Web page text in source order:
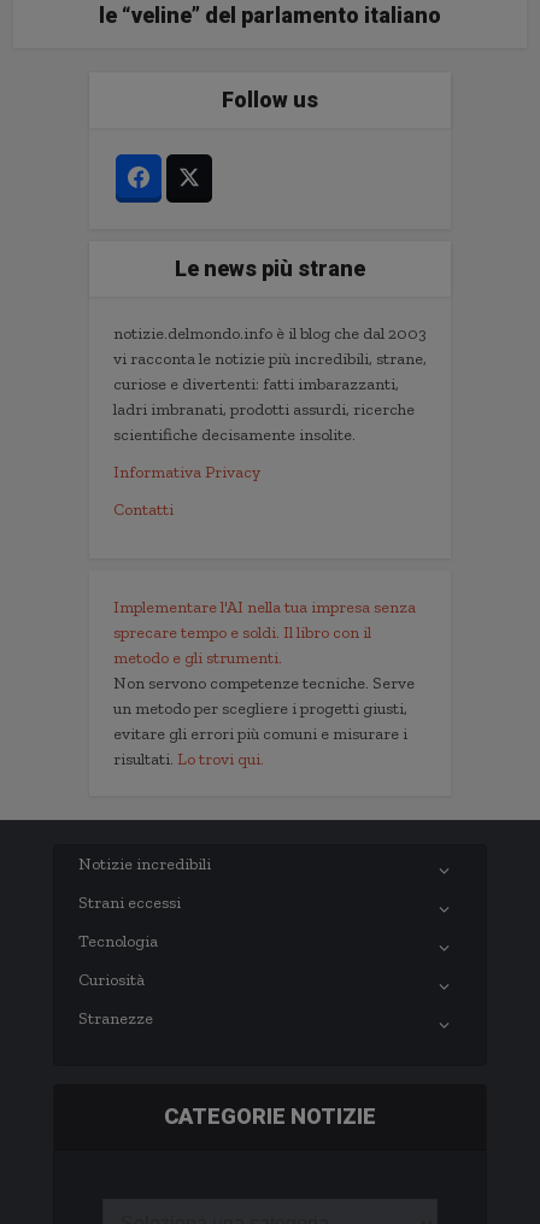
le “veline” del parlamento italiano
Follow us
Le news più strane
notizie.delmondo.info è il blog che dal 2003
vi racconta le notizie più incredibili, strane,
curiose e divertenti: fatti imbarazzanti,
ladri imbranati, prodotti assurdi, ricerche
scientifiche decisamente insolite.
Informativa Privacy
Contatti
Implementare l'AI nella tua impresa senza
sprecare tempo e soldi. Il libro con il
metodo e gli strumenti.
Non servono competenze tecniche. Serve
un metodo per scegliere i progetti giusti,
evitare gli errori più comuni e misurare i
risultati. Lo trovi qui.
Notizie incredibili
Strani eccessi
Tecnologia
Curiosità
Stranezze
CATEGORIE NOTIZIE